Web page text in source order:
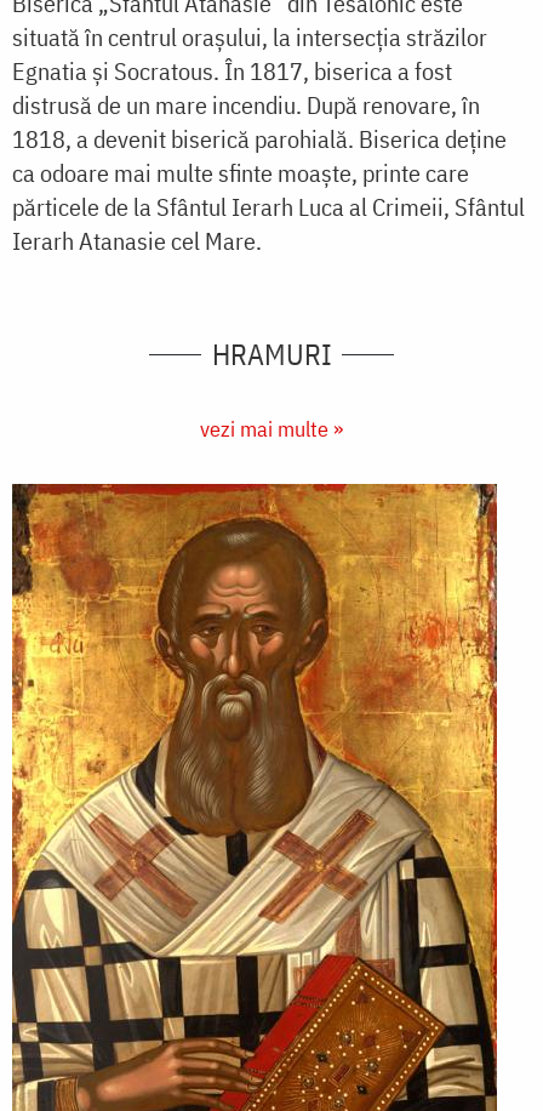
situată în centrul orașului, la intersecția străzilor
Egnatia și Socratous. În 1817, biserica a fost
distrusă de un mare incendiu. După renovare, în
1818, a devenit biserică parohială. Biserica deține
ca odoare mai multe sfinte moaște, printe care
părticele de la Sfântul Ierarh Luca al Crimeii, Sfântul
Ierarh Atanasie cel Mare.
HRAMURI
vezi mai multe »